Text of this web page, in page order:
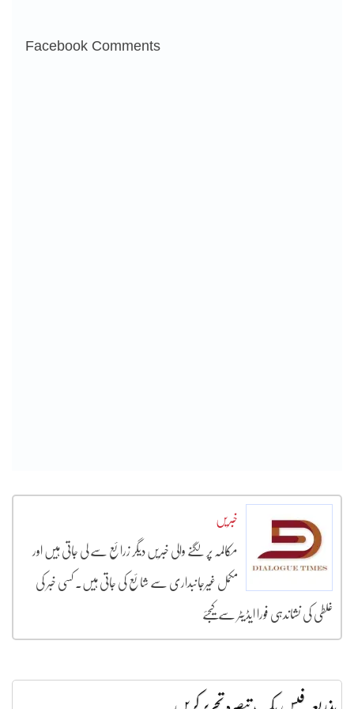
Facebook Comments
خبریں
مکالمہ پر لگنے والی خبریں دیگر زرائع سے لی جاتی ہیں اور
مکمل غیرجانبداری سے شائع کی جاتی ہیں۔ کسی خبر کی
غلطی کی نشاندہی فورا ایڈیٹر سے کیجئے
بذریعہ فیس بک تبصرہ تحریر کریں